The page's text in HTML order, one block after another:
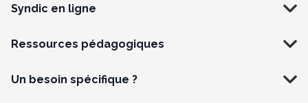
Syndic en ligne
Ressources pédagogiques
Un besoin spécifique ?